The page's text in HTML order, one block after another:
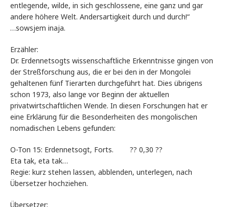
entlegende, wilde, in sich geschlossene, eine ganz und gar
andere höhere Welt. Andersartigkeit durch und durch!“
…sowsjem inaja.
Erzähler:
Dr. Erdennetsogts wissenschaftliche Erkenntnisse gingen von
der Streßforschung aus, die er bei den in der Mongolei
gehaltenen fünf Tierarten durchgeführt hat. Dies übrigens
schon 1973, also lange vor Beginn der aktuellen
privatwirtschaftlichen Wende. In diesen Forschungen hat er
eine Erklärung für die Besonderheiten des mongolischen
nomadischen Lebens gefunden:
O-Ton 15: Erdennetsogt, Forts. ?? 0,30 ??
Eta tak, eta tak…
Regie: kurz stehen lassen, abblenden, unterlegen, nach
Übersetzer hochziehen.
Übersetzer: